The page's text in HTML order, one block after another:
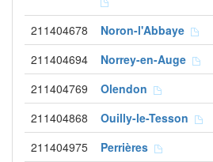
211404678 Noron-l'Abbaye
211404694 Norrey-en-Auge
211404769 Olendon
211404868 Ouilly-le-Tesson
211404975 Perrières